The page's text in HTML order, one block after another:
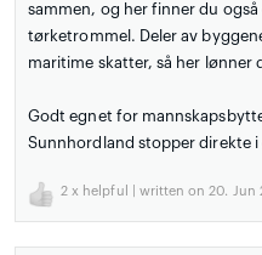
sammen, og her finner du
tørketrommel. Deler av
maritime skatter, så her lønner
Godt egnet for
Sunnhordland stopper direkte i
2 x helpful | written on 20. Jun